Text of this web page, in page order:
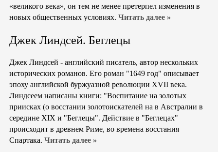
«великого века», он тем не менее претерпел изменения в
новых общественных условиях. Читать далее »
Джек Линдсей. Беглецы
Джек Линдсей - английский писатель, автор нескольких
исторических романов. Его роман "1649 год" описывает
эпоху английской буржуазной революции XVII века.
Линдсеем написаны книги: "Воспитание на золотых
приисках (о восстании золотоискателей на в Австралии в
середине XIX и "Беглецы". Действие в "Беглецах"
происходит в древнем Риме, во времена восстания
Спартака. Читать далее »